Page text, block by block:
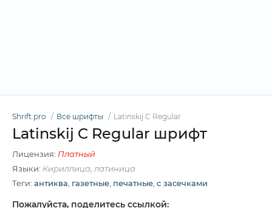
Shrift.pro Все шрифты Latinskij C Regular
Latinskij C Regular шрифт
Лицензия: Платный
Языки: Кириллица, латиница
Теги: антиква газетные печатные с засечками
Пожалуйста, поделитесь ссылкой: